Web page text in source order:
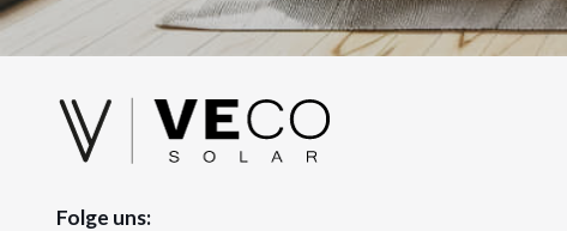
Folge uns: